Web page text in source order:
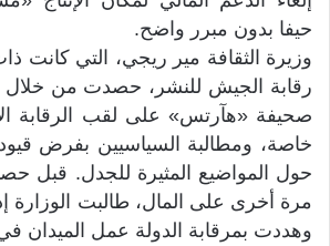
حيفا بدون مبرر واضح.
وزيرة الثقافة مير ريجي، التي كانت
رقابة الجيش للنشر، حصدت من
صحيفة «هآرتس» على لقب الرقابة
خاصة، ومطالبة السياسيين بفرض قيود
حول المواضيع المثيرة للجدل. قبل
مرة أخرى على المال، طالبت الوزارة
وهددت بمرقابة الدولة عمل الميدان